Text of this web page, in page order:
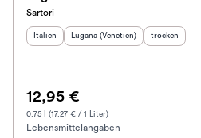
Sartori
Herkunftsland:
Italien Herkunftsregion:
Lugana (Venetien) Geschmack
trocken
12,95 €
0.75 l (17.27 € / 1 Liter)
Lebensmittelangaben